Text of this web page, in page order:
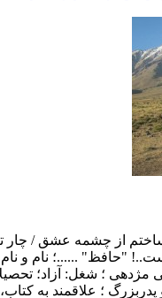
از چشمه عشق / چار
"حافظ" ......؛ نام و نام
مژدهی ؛ شغل: آزاد؛
پدربزرگ ؛ علاقمند به